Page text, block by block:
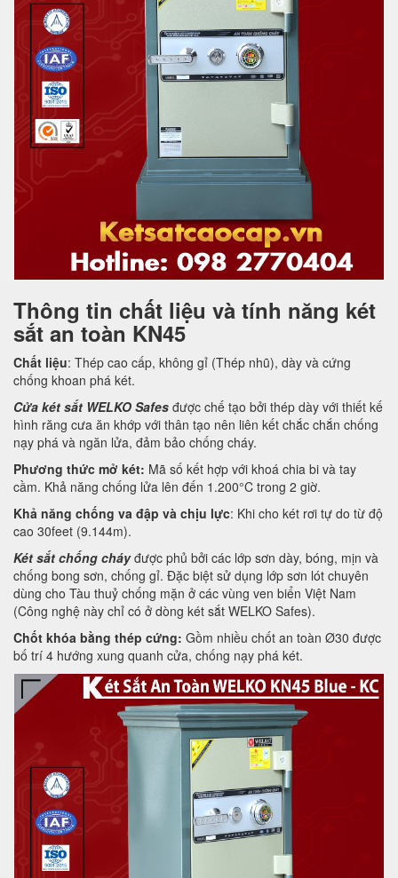
Thông tin chất liệu và tính năng két
sắt an toàn KN45
Chất liệu: Thép cao cấp, không gỉ (Thép nhũ), dày và cứng
chống khoan phá két.
Cửa két sắt WELKO Safes được chế tạo bởi thép dày với thiết kế
hình răng cưa ăn khớp với thân tạo nên liên kết chắc chắn chống
nạy phá và ngăn lửa, đảm bảo chống cháy.
Phương thức mở két: Mã số kết hợp với khoá chia bi và tay
cầm. Khả năng chống lửa lên đến 1.200°C trong 2 giờ.
Khả năng chống va đập và chịu lực: Khi cho két rơi tự do từ độ
cao 30feet (9.144m).
Két sắt chống cháyđược phủ bởi các lớp sơn dày, bóng, mịn và
chống bong sơn, chống gỉ. Đặc biệt sử dụng lớp sơn lót chuyên
dùng cho Tàu thuỷ chống mặn ở các vùng ven biển Việt Nam
(Công nghệ này chỉ có ở dòng két sắt WELKO Safes).
Chốt khóa bằng thép cứng: Gồm nhiều chốt an toàn Ø30 được
bố trí 4 hướng xung quanh cửa, chống nạy phá két.